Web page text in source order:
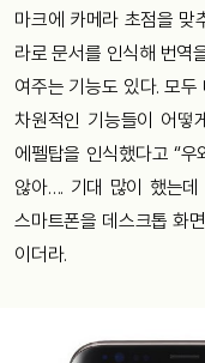
마크에 카메라 초점을 맞
라로 문서를 인식해 번역
여주는 기능도 있다. 모
차원적인 기능들이 어떻
에펠탑을 인식했다고 “
않아…. 기대 많이 했는
스마트폰을 데스크톱 화
이더라.